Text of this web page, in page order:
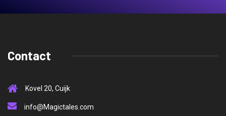
Contact
Kovel 20, Cuijk
info@Magictales.com